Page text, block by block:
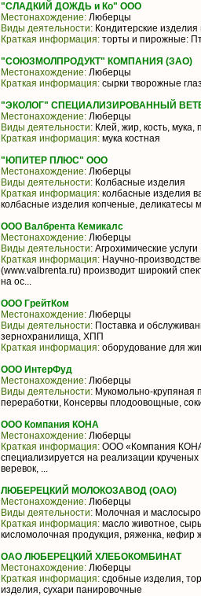
"СЛАДКИЙ ДОЖДЬ и Ко" ООО
Местонахождение: Люберцы
Виды деятельности: Кондитерские
Краткая информация: торты и пирожные:
"СОЮЗМОЛПРОДУКТ" КОМПАНИЯ (ЗАО)
Местонахождение: Люберцы
Краткая информация: сырки творожные
"ЭКОЛОГ" СПЕЦИАЛИЗИРОВАННЫЙ
Местонахождение: Люберцы
Виды деятельности: Клей, жир, кость, мука,
Краткая информация: мука костная
"ЮПИТЕР ПЛЮС" ООО
Местонахождение: Люберцы
Виды деятельности: Колбасные изделия
Краткая информация: колбасные изделия
колбасные изделия копченые, деликатесы
ООО Валбрента Кемикалс
Местонахождение: Люберцы
Виды деятельности: Агрохимические услуги
Краткая информация: Научно-
(www.valbrenta.ru) производит широкий
на ос...
ООО ГрейтКом
Местонахождение: Люберцы
Виды деятельности: Поставка и
зернохранилища, ХПП
Краткая информация: оборудование для
ООО ИнтерФуд
Местонахождение: Люберцы
Виды деятельности: Мукомольно-крупяная
переработки, Консервы плодоовощные,
ООО Компания КОНА
Местонахождение: Люберцы
Краткая информация: ООО «Компания
специализируется на реализации
веревок, ...
ЛЮБЕРЕЦКИЙ МОЛОКОЗАВОД (ОАО)
Местонахождение: Люберцы
Виды деятельности: Молочная и
Краткая информация: масло животное,
кисломолочная продукция, ряженка, кефир
ОАО ЛЮБЕРЕЦКИЙ ХЛЕБОКОМБИНАТ
Местонахождение: Люберцы
Краткая информация: сдобные изделия,
изделия, сухари панировочные